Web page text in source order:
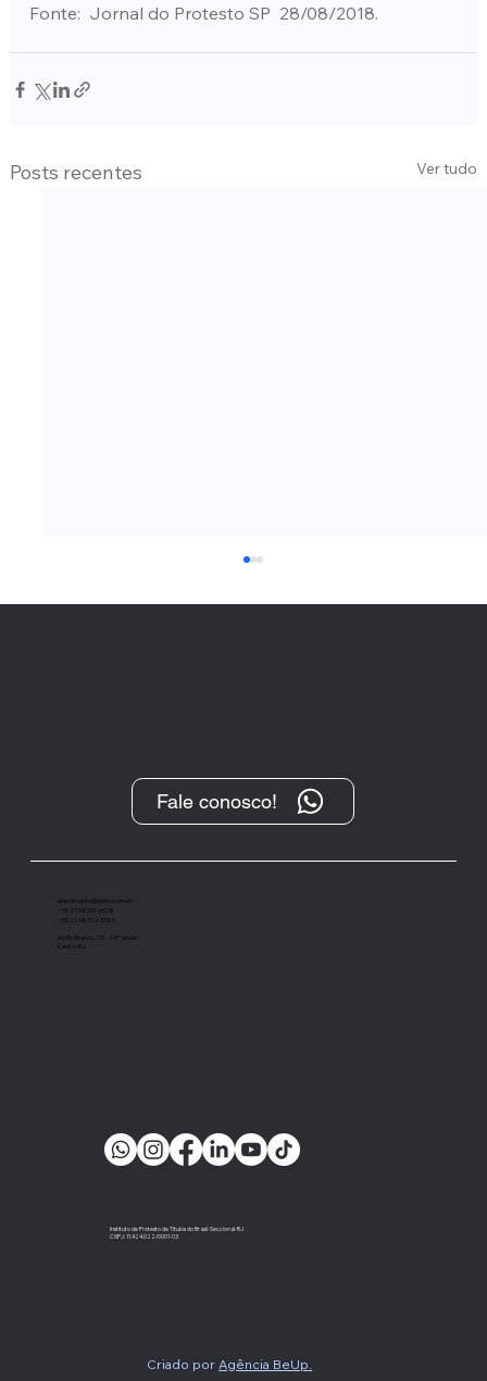
Fonte:  Jornal do Protesto SP  28/08/2018.
Posts recentes Ver tudo
“O Protesto, após sua transformação
importante instrumento de cobrança”
Criado porAgência BeUp.
Instituto de Protesto de Títulos do Brasil-Seccional-RJ
CNPJ: 11.424.022/0001-03
Fale conosco!
atendimento@ieptbrj.com.br
+55 21 98331-6578
+55 21 98372-3385
Av Rio Branco, 131 - 14º andar
Centro, RJ